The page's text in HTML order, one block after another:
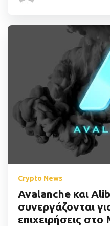
Crypto News
Avalanche και
συνεργάζονται
επιχειρήσεις